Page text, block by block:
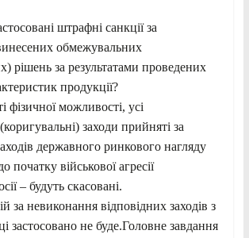
штрафні санкції за
обмежувальних
рішень за результатами проведених
продукції?
фізичної можливості, усі
заходи прийняті за
державного ринкового нагляду
початку військової агресії
– будуть скасовані.
за невиконання відповідних заходів з
застосовано не буде.Головне завдання